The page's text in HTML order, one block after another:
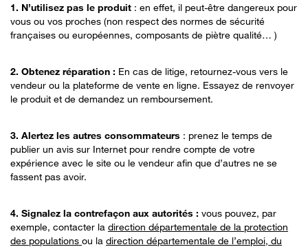
1. N’utilisez pas le produit : en effet, il peut-être dangereux pour
vous ou vos proches (non respect des normes de sécurité
françaises ou européennes, composants de piètre qualité… )
2. Obtenez réparation : En cas de litige, retournez-vous vers le
vendeur ou la plateforme de vente en ligne. Essayez de renvoyer
le produit et de demandez un remboursement.
3. Alertez les autres consommateurs : prenez le temps de
publier un avis sur Internet pour rendre compte de votre
expérience avec le site ou le vendeur afin que d’autres ne se
fassent pas avoir.
4. Signalez la contrefaçon aux autorités : vous pouvez, par
exemple, contacter la direction départementale de la protection
des populations ou la direction départementale de l’emploi, du